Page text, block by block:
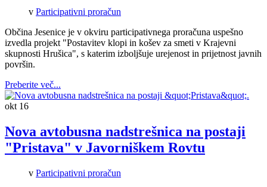
v Participativni proračun
Občina Jesenice je v okviru participativnega proračuna uspešno
izvedla projekt "Postavitev klopi in košev za smeti v Krajevni
skupnosti Hrušica", s katerim izboljšuje urejenost in prijetnost javnih
površin.
Preberite več...
okt 16
Nova avtobusna nadstrešnica na postaji
"Pristava" v Javorniškem Rovtu
v Participativni proračun